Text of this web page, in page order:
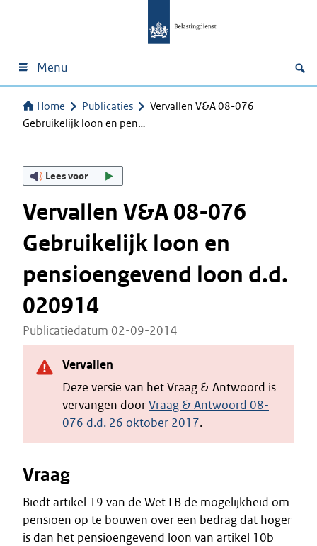
Menu
Home Publicaties
Vervallen V&A 08-076
Gebruikelijk loon en pen…
Lees voor
Vervallen V&A 08-076
Gebruikelijk loon en
pensioengevend loon d.d.
020914
Publicatiedatum 02-09-2014
Vervallen
Deze versie van het Vraag & Antwoord is
vervangen doorVraag & Antwoord 08-
076 d.d. 26 oktober 2017.
Vraag
Biedt artikel 19 van de Wet LB de mogelijkheid om
pensioen op te bouwen over een bedrag dat hoger
is dan het pensioengevend loon van artikel 10b